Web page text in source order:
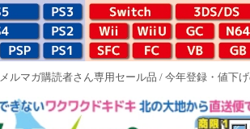
メルマガ購読者さん専用セール品 / 今年登録・値下